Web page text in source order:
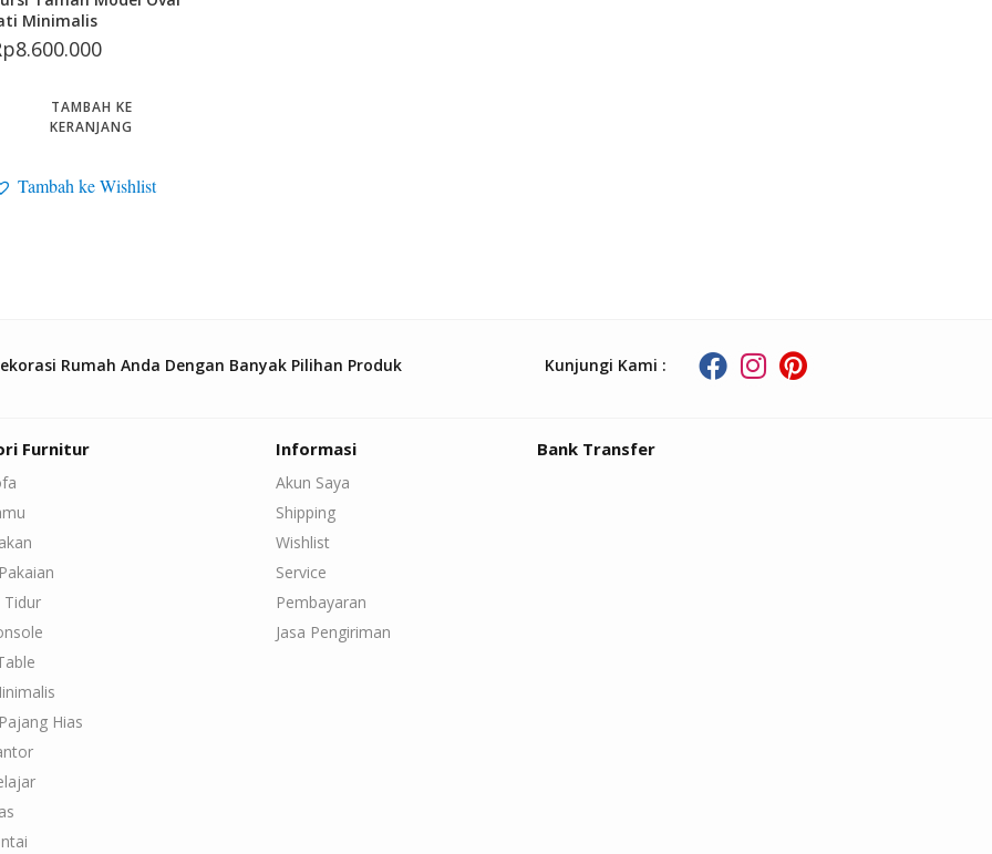
Minimalis
8.600.000
TAMBAH KE
KERANJANG
Tambah ke Wishlist
Rumah Anda Dengan Banyak Pilihan Produk Kunjungi Kami :
Furnitur
Hias
Informasi
Akun Saya
Shipping
Wishlist
Service
Pembayaran
Jasa Pengiriman
Bank Transfer